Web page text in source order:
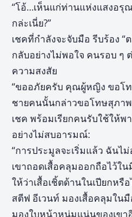
“โอ้…เห็นแก่ท่านแห่งแสงอรุ
กล่ะเนี่ย?”
เชคที่กำลังจะจับมือ รีบร้อง
กลับอย่างไม่พอใจ คนรอบ ๆ
ความสงสัย
“ขออภัยครับ คุณผู้หญิง ขอโท
ชายคนนั้นกล่าวขอโทษสุภา
เชค พร้อมเรียกคนรับใช้ให้พ
อย่างไม่สบอารมณ์:
“การประมูลจะเริ่มแล้ว ฉันไ
เขาถอดเสื้อคลุมออกถือไว้ใ
ให้ว่าเสื้อเชิ้ตด้านในเปียกหรื
สตีฟ อีเวนท์ มองเสื้อคลุมใน
มองใบหน้าหนุ่มแน่นของเขา